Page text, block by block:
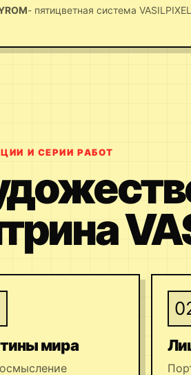
- пятицветная система
И СЕРИИ РАБОТ
мира